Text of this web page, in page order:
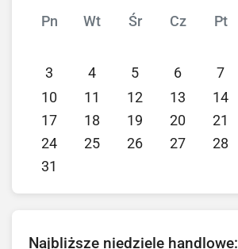
Pn
Wt Śr Cz Pt
3
4 5 6 7
10
11 12 13 14
17
18 19 20 21
24
25 26 27 28
31
Najbliższe niedziele handlowe: